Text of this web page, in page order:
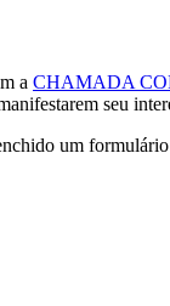
a CHAMADA
seu
um